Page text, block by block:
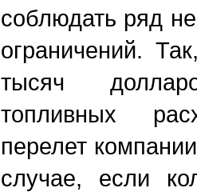
соблюдать ряд
ограничений.
тысяч
топливных
перелет
случае, если